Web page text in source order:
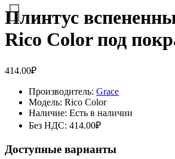
Плинтус
Rico Color под
414.00₽
Производитель: Grace
Модель: Rico Color
Наличие: Есть в наличии
Без НДС: 414.00₽
Доступные варианты